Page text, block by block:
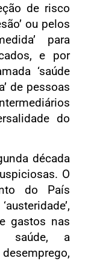
de risco
ou pelos
para
e por
‘saúde
de pessoas
do
década
O
do País
gastos nas
saúde, a